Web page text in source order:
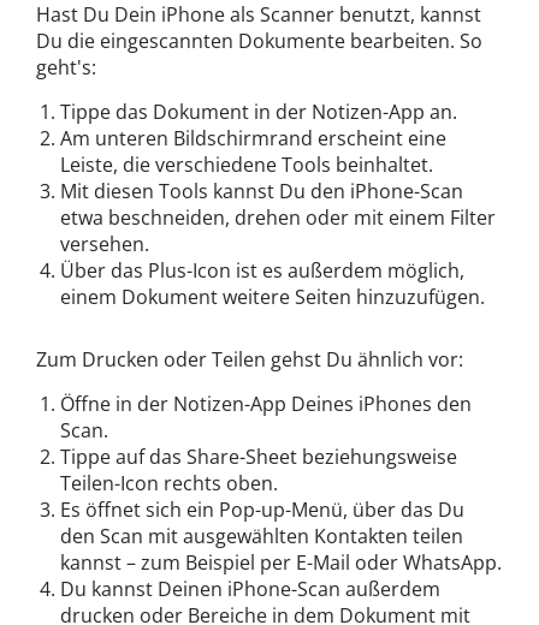
Hast Du Dein iPhone als Scanner benutzt, kannst
Du die eingescannten Dokumente bearbeiten. So
geht's:
Tippe das Dokument in der Notizen-App an.
Am unteren Bildschirmrand erscheint eine
Leiste, die verschiedene Tools beinhaltet.
Mit diesen Tools kannst Du den iPhone-Scan
etwa beschneiden, drehen oder mit einem Filter
versehen.
Über das Plus-Icon ist es außerdem möglich,
einem Dokument weitere Seiten hinzuzufügen.
Zum Drucken oder Teilen gehst Du ähnlich vor:
Öffne in der Notizen-App Deines iPhones den
Scan.
Tippe auf das Share-Sheet beziehungsweise
Teilen-Icon rechts oben.
Es öffnet sich ein Pop-up-Menü, über das Du
den Scan mit ausgewählten Kontakten teilen
kannst – zum Beispiel per E-Mail oder WhatsApp.
Du kannst Deinen iPhone-Scan außerdem
drucken oder Bereiche in dem Dokument mit